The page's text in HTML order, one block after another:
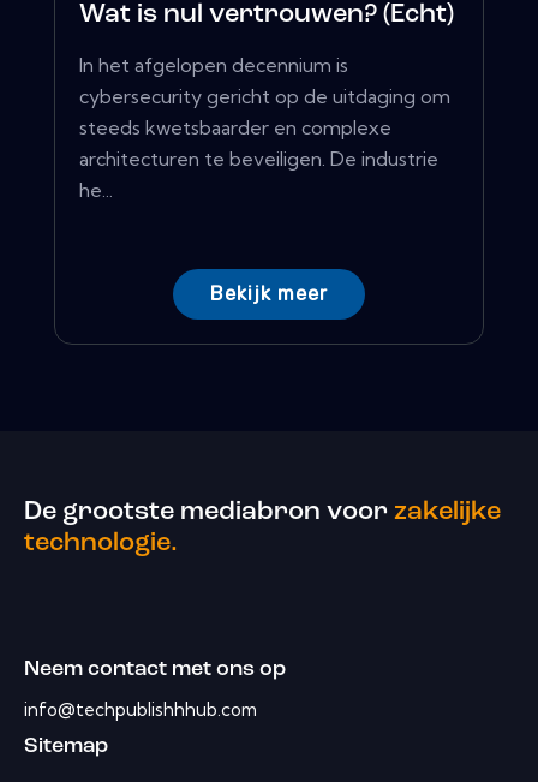
Wat is nul vertrouwen? (Echt)
In het afgelopen decennium is
cybersecurity gericht op de uitdaging om
steeds kwetsbaarder en complexe
architecturen te beveiligen. De industrie
he...
Bekijk meer
De grootste mediabron voor zakelijke
technologie.
Neem contact met ons op
info@techpublishhhub.com
Sitemap